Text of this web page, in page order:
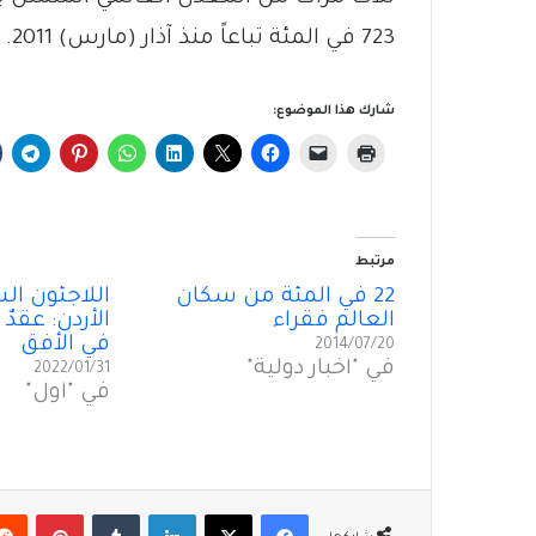
723 في المئة تباعاً منذ آذار (مارس) 2011.
شارك هذا الموضوع:
مرتبط
22 في المئة من سكان
العالم فقراء
2014/07/20
في "أخبار دولية"
اللاجئون
الأردن:
في الأفق
2022/01/31
في "أول"
فيسبوك‫X لينكدإن